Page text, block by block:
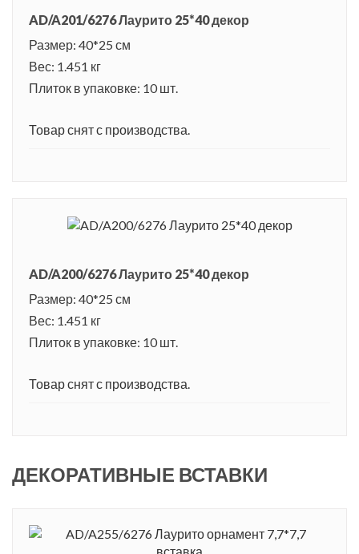
AD/A201/6276 Лаурито 25*40 декор
Размер: 40*25 см
Вес: 1.451 кг
Плиток в упаковке: 10 шт.
Товар снят с производства.
AD/A200/6276 Лаурито 25*40 декор
Размер: 40*25 см
Вес: 1.451 кг
Плиток в упаковке: 10 шт.
Товар снят с производства.
ДЕКОРАТИВНЫЕ ВСТАВКИ